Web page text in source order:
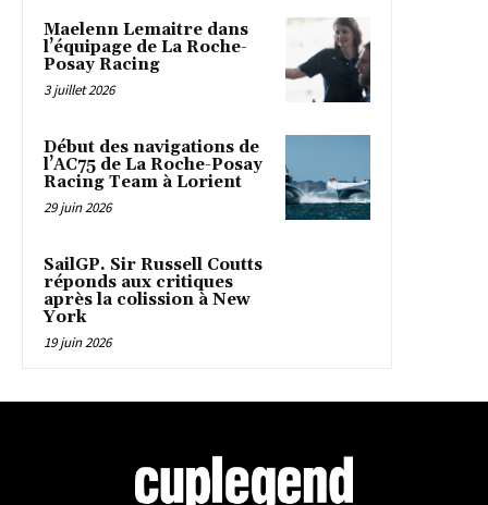
Maelenn Lemaitre dans
l’équipage de La Roche-
Posay Racing
3 juillet 2026
Début des navigations de
l’AC75 de La Roche-Posay
Racing Team à Lorient
29 juin 2026
SailGP. Sir Russell Coutts
réponds aux critiques
après la colission à New
York
19 juin 2026